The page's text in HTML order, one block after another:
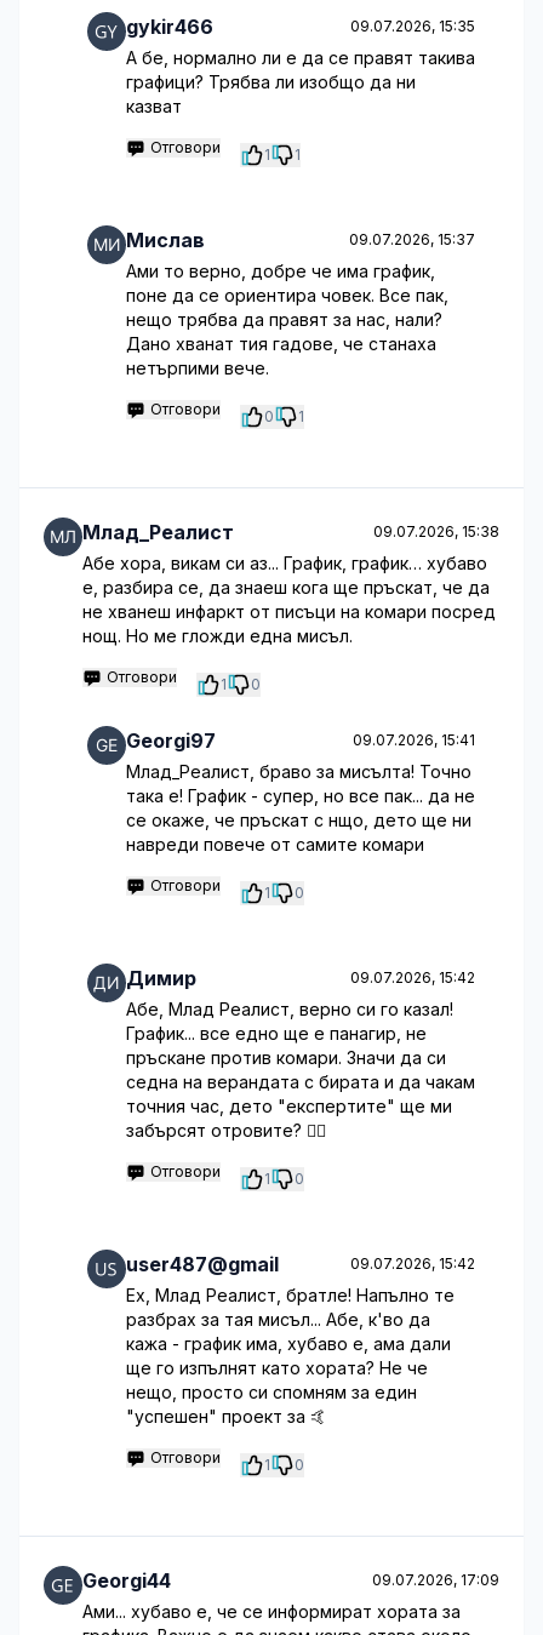
gykir466 09.07.2026, 15:35
А бе, нормално ли е да се правят такива
графици? Трябва ли изобщо да ни
казват
Отговори 1 1
Мислав 09.07.2026, 15:37
Ами то верно, добре че има график,
поне да се ориентира човек. Все пак,
нещо трябва да правят за нас, нали?
Дано хванат тия гадове, че станаха
нетърпими вече.
Отговори 0 1
Млад_Реалист 09.07.2026, 15:38
Абе хора, викам си аз... График, график… хубаво
е, разбира се, да знаеш кога ще пръскат, че да
не хванеш инфаркт от писъци на комари посред
нощ. Но ме гложди една мисъл.
Отговори 1 0
Georgi97 09.07.2026, 15:41
Млад_Реалист, браво за мисълта! Точно
така е! График - супер, но все пак... да не
се окаже, че пръскат с нщо, дето ще ни
навреди повече от самите комари
Отговори 1 0
Димир 09.07.2026, 15:42
Абе, Млад Реалист, верно си го казал!
График... все едно ще е панагир, не
пръскане против комари. Значи да си
седна на верандата с бирата и да чакам
точния час, дето "експертите" ще ми
забърсят отровите? 🤦‍♂️
Отговори 1 0
user487@gmail 09.07.2026, 15:42
Ех, Млад Реалист, братле! Напълно те
разбрах за тая мисъл... Абе, к'во да
кажа - график има, хубаво е, ама дали
ще го изпълнят като хората? Не че
нещо, просто си спомням за един
"успешен" проект за 🤙
Отговори 1 0
Georgi44 09.07.2026, 17:09
Ами... хубаво е, че се информират хората за